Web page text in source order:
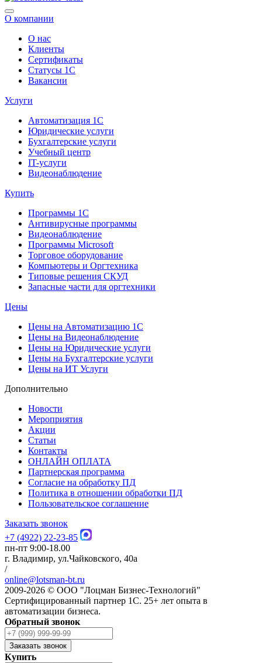
О компании
О нас
Клиенты
Сертификаты
Статусы 1С
Вакансии
Услуги
Автоматизация 1С
Юридические услуги
Бухгалтерские услуги
Учебный центр
IT-услуги
Видеонаблюдение
Купить
Программы 1С
Антивирусные программы
Видеонаблюдение
Программы Microsoft
Торговое оборудование
Компьютеры и Оргтехника
Типовые решения СКУД
Запасные части для оргтехники
Цены
Цены на Автоматизацию 1С
Цены на Видеонаблюдение
Цены на Юридические услуги
Цены на Бухгалтерские услуги
Цены на ИТ Услуги
Дополнительно
Новости
Мероприятия
Акции
Статьи
Контакты
ОНЛАЙН ОПЛАТА
Партнерская программа
Согласие на обработку ПД
Политика в отношении обработки ПД
Пользовательское соглашение
Заказать звонок
+7 (4922) 22-23-85
пн-пт 9:00-18.00
г. Владимир, ул.Чайковского, 40а
/
online@lotsman-bt.ru
2009-2026 © ООО "Лоцман Бизнес-Технологий"
Сертифицированный партнер 1С. 25+ лет опыта в
автоматизации бизнеса.
Обратный звонок
Заказать звонок
Купить